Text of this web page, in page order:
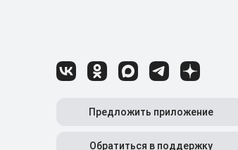
Предложить приложение
Обратиться в поддержку